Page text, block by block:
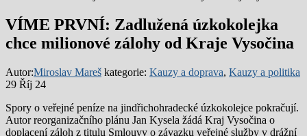
VÍME PRVNÍ: Zadlužená úzkokolejka
chce milionové zálohy od Kraje Vysočina
Autor:Miroslav Mareš kategorie: Kauzy a doprava, Kauzy a politika
29 Říj 24
Spory o veřejné peníze na jindřichohradecké úzkokolejce pokračují.
Autor reorganizačního plánu Jan Kysela žádá Kraj Vysočina o
doplacení záloh z titulu Smlouvy o závazku veřejné služby v drážní